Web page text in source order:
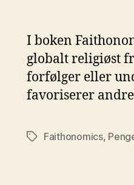
I boken
globalt religiøst
forfølger eller
favoriserer
StikkordFaithonomics,